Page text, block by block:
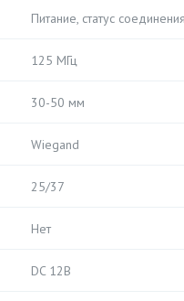
Питание, статус
125 МГц
30-50 мм
Wiegand
25/37
Нет
DC 12В